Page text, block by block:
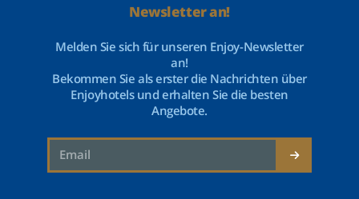
Newsletter an!
Melden Sie sich für unseren Enjoy-Newsletter
an!
Bekommen Sie als erster die Nachrichten über
Enjoyhotels und erhalten Sie die besten
Angebote.